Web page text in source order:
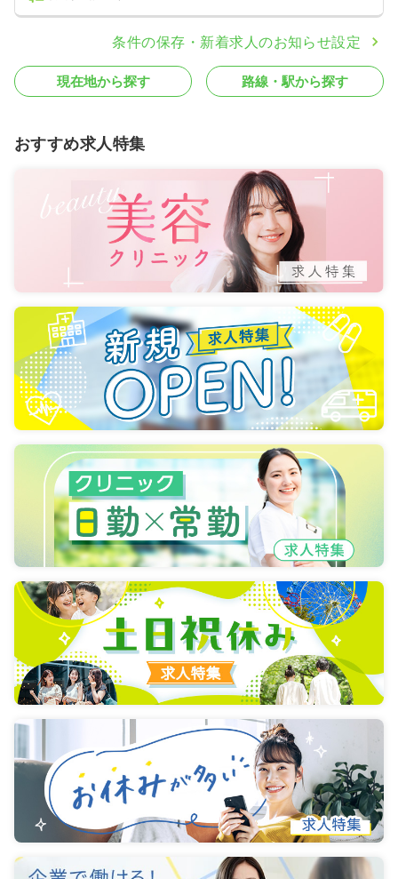
条件の保存・新着求人のお知らせ設定
現在地から探す 路線・駅から探す
おすすめ求人特集